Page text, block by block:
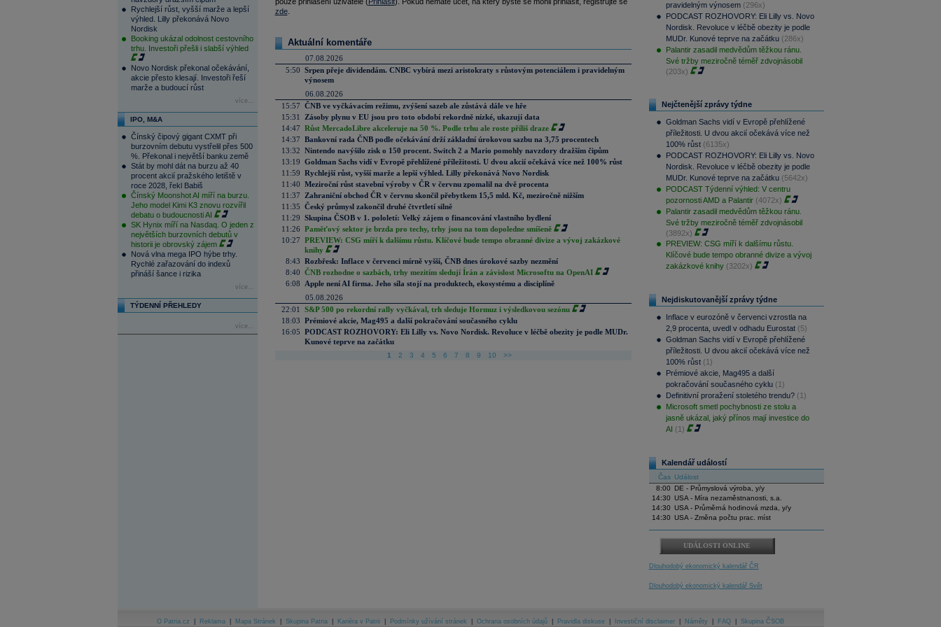
Rychlejší růst, vyšší marže a lepší
výhled. Lilly překonává Novo
Nordisk
Booking ukázal odolnost cestovního
trhu. Investoři přešli i slabší výhled
Novo Nordisk překonal očekávání,
akcie přesto klesají. Investoři řeší
marže a budoucí růst
více...
IPO, M&A
Čínský čipový gigant CXMT při
burzovním debutu vystřelil přes 500
%. Překonal i největší banku země
Stát by mohl dát na burzu až 40
procent akcií pražského letiště v
roce 2028, řekl Babiš
Čínský Moonshot AI míří na burzu.
Jeho model Kimi K3 znovu rozvířil
debatu o budoucnosti AI
SK Hynix míří na Nasdaq. O jeden z
největších burzovních debutů v
historii je obrovský zájem
Nová vlna mega IPO hýbe trhy.
Rychlé zařazování do indexů
přináší šance i rizika
více...
TÝDENNÍ PŘEHLEDY
více...
zde.
Aktuální komentáře
07.08.2026
5:50 Srpen přeje dividendám. CNBC vybírá mezi aristokraty s růstovým potenciálem i pravidelným
výnosem
06.08.2026
15:57 ČNB ve vyčkávacím režimu, zvýšení sazeb ale zůstává dále ve hře
15:31
Zásoby plynu v EU jsou pro toto období rekordně nízké, ukazují data
14:47 Růst MercadoLibre akceleruje na 50 %. Podle trhu ale roste příliš draze
14:37 Bankovní rada ČNB podle očekávání drží základní úrokovou sazbu na 3,75 procentech
13:32 Nintendo navýšilo zisk o 150 procent. Switch 2 a Mario pomohly navzdory dražším čipům
13:19 Goldman Sachs vidí v Evropě přehlížené příležitosti. U dvou akcií očekává více než 100% růst
11:59 Rychlejší růst, vyšší marže a lepší výhled. Lilly překonává Novo Nordisk
11:40 Meziroční růst stavební výroby v ČR v červnu zpomalil na dvě procenta
11:37
Zahraniční obchod ČR v červnu skončil přebytkem 15,5 mld. Kč, meziročně nižším
11:35 Český průmysl zakončil druhé čtvrtletí silně
11:29 Skupina ČSOB v 1. pololetí: Velký zájem o financování vlastního bydlení
11:26 Paměťový sektor je brzda pro techy, trhy jsou na tom dopoledne smíšeně
10:27 PREVIEW: CSG míří k dalšímu růstu. Klíčové bude tempo obranné divize a vývoj zakázkové
knihy
8:43 Rozbřesk: Inflace v červenci mírně vyšší, ČNB dnes úrokové sazby nezmění
8:40 ČNB rozhodne o sazbách, trhy mezitím sledují Írán a závislost Microsoftu na OpenAI
6:08
Apple není AI firma. Jeho síla stojí na produktech, ekosystému a disciplíně
05.08.2026
22:01
S&P 500 po rekordní rally vyčkával, trh sleduje Hormuz i výsledkovou sezónu
18:03 Prémiové akcie, Mag495 a další pokračování současného cyklu
16:05 PODCAST ROZHOVORY: Eli Lilly vs. Novo Nordisk. Revoluce v léčbě obezity je podle MUDr.
Kunové teprve na začátku
1 2 3 4 5 6 7 8 9 10 >>
pravidelným výnosem (296x)
PODCAST ROZHOVORY: Eli Lilly vs. Novo
Nordisk. Revoluce v léčbě obezity je podle
MUDr. Kunové teprve na začátku (286x)
Palantir zasadil medvědům těžkou ránu.
Své tržby meziročně téměř zdvojnásobil
(203x)
Nejčtenější zprávy týdne
Goldman Sachs vidí v Evropě přehlížené
příležitosti. U dvou akcií očekává více než
100% růst (6135x)
PODCAST ROZHOVORY: Eli Lilly vs. Novo
Nordisk. Revoluce v léčbě obezity je podle
MUDr. Kunové teprve na začátku (5642x)
PODCAST Týdenní výhled: V centru
pozornosti AMD a Palantir (4072x)
Palantir zasadil medvědům těžkou ránu.
Své tržby meziročně téměř zdvojnásobil
(3892x)
PREVIEW: CSG míří k dalšímu růstu.
Klíčové bude tempo obranné divize a vývoj
zakázkové knihy (3202x)
Nejdiskutovanější zprávy týdne
Inflace v eurozóně v červenci vzrostla na
2,9 procenta, uvedl v odhadu Eurostat (5)
Goldman Sachs vidí v Evropě přehlížené
příležitosti. U dvou akcií očekává více než
100% růst (1)
Prémiové akcie, Mag495 a další
pokračování současného cyklu (1)
Definitivní proražení stoletého trendu? (1)
Microsoft smetl pochybnosti ze stolu a
jasně ukázal, jaký přínos mají investice do
AI (1)
Kalendář událostí
Čas Událost
8:00
DE - Průmyslová výroba, y/y
14:30 USA - Míra nezaměstnanosti, s.a.
14:30 USA - Průměrná hodinová mzda, y/y
14:30 USA - Změna počtu prac. míst
UDÁLOSTI ONLINE
Dlouhodobý ekonomický kalendář ČR
Dlouhodobý ekonomický kalendář Svět
O Patria.cz Reklama Mapa Stránek Skupina Patria Kariéra v Patrii Podmínky užívání stránek Ochrana osobních údajů Pravidla diskuse Investiční disclaimer Náměty FAQ Skupina ČSOB